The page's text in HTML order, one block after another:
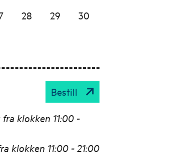
28 29
30
Bestill
klokken 11:00 -
klokken 11:00 - 21:00